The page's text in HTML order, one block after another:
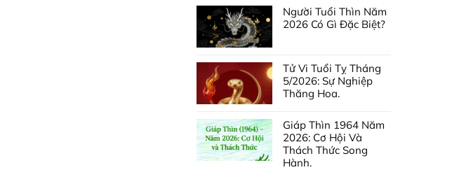
Người Tuổi Thìn Năm
2026 Có Gì Đặc Biệt?
Tử Vi Tuổi Tỵ Tháng
5/2026: Sự Nghiệp
Thăng Hoa.
Giáp Thìn 1964 Năm
2026: Cơ Hội Và
Thách Thức Song
Hành.